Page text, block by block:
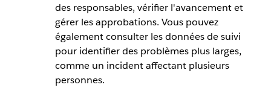
des responsables, vérifier l'avancement et
gérer les approbations. Vous pouvez
également consulter les données de suivi
pour identifier des problèmes plus larges,
comme un incident affectant plusieurs
personnes.